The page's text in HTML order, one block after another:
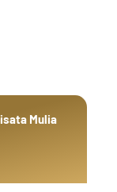
Mulia